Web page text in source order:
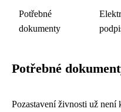
Potřebné
dokumenty
Potřebné
Pozastavení živnosti už